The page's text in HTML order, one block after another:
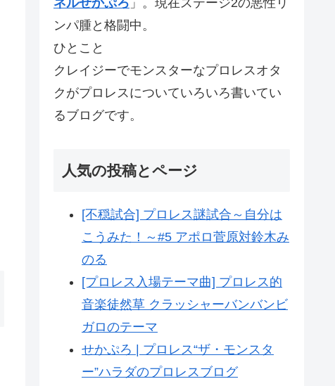
ネルせかぷろ 」。現在ステージ2の悪性リ
ンパ腫と格闘中。
ひとこと
クレイジーでモンスターなプロレスオタ
クがプロレスについていろいろ書いてい
るブログです。
人気の投稿とページ
[不穏試合] プロレス謎試合～自分は
こうみた！～#5 アポロ菅原対鈴木み
のる
[プロレス入場テーマ曲] プロレス的
音楽徒然草 クラッシャーバンバンビ
ガロのテーマ
せかぷろ | プロレス“ザ・モンスタ
ー”ハラダのプロレスブログ